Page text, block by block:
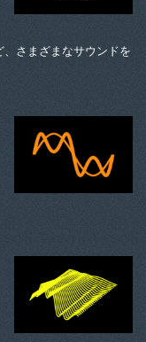
、さまざまなサウンドを